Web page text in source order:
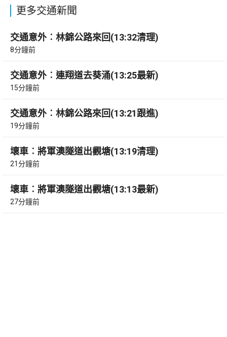
更多交通新聞
交通意外︰林錦公路來回(13:32清理)
8分鐘前
交通意外︰連翔道去葵涌(13:25最新)
15分鐘前
交通意外︰林錦公路來回(13:21跟進)
19分鐘前
壞車︰將軍澳隧道出觀塘(13:19清理)
21分鐘前
壞車︰將軍澳隧道出觀塘(13:13最新)
27分鐘前